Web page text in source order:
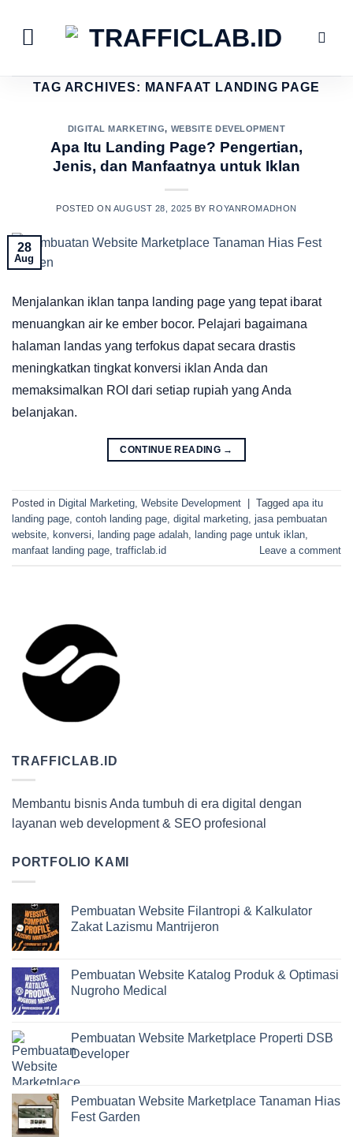
content
TAG ARCHIVES: MANFAAT LANDING PAGE
DIGITAL MARKETING, WEBSITE DEVELOPMENT
Apa Itu Landing Page? Pengertian,
Jenis, dan Manfaatnya untuk Iklan
POSTED ON AUGUST 28, 2025 BY ROYANROMADHON
28
Aug
Menjalankan iklan tanpa landing page yang tepat ibarat
menuangkan air ke ember bocor. Pelajari bagaimana
halaman landas yang terfokus dapat secara drastis
meningkatkan tingkat konversi iklan Anda dan
memaksimalkan ROI dari setiap rupiah yang Anda
belanjakan.
CONTINUE READING →
Posted in Digital Marketing Website Development Tagged apa itu
landing page contoh landing page digital marketing jasa pembuatan
website
konversi landing page adalah landing page untuk iklan
manfaat landing page trafficlab.id Leave a comment
TRAFFICLAB.ID
Membantu bisnis Anda tumbuh di era digital dengan
layanan web development & SEO profesional
PORTFOLIO KAMI
Pembuatan Website Filantropi & Kalkulator
Zakat Lazismu Mantrijeron
Pembuatan Website Katalog Produk & Optimasi
Nugroho Medical
Pembuatan Website Marketplace Properti DSB
Developer
Pembuatan Website Marketplace Tanaman Hias
Fest Garden